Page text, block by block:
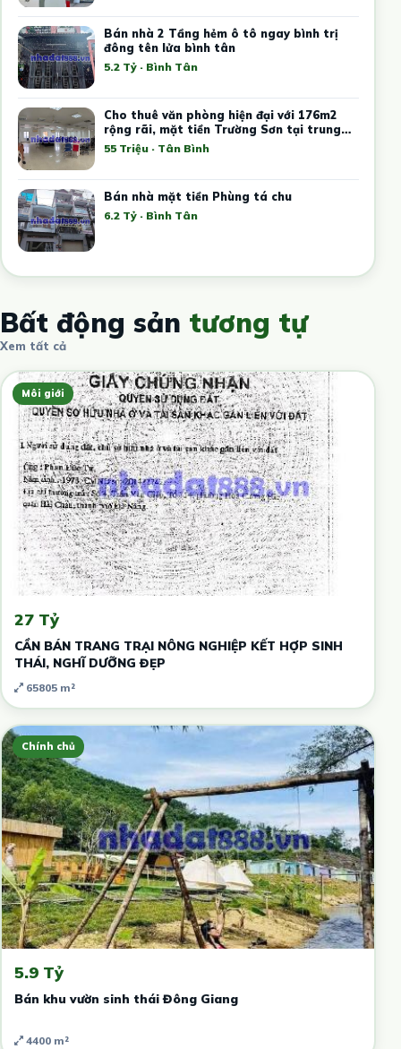
Bán nhà 2 Tầng hẻm ô tô ngay bình trị
đông tên lửa bình tân
5.2 Tỷ · Bình Tân
Cho thuê văn phòng hiện đại với 176m2
rộng rãi, mặt tiền Trường Sơn tại trung
tâm Tân Bình
55 Triệu · Tân Bình
Bán nhà mặt tiền Phùng tá chu
6.2 Tỷ · Bình Tân
Bất động sản tương tự
Xem tất cả
Môi giới
27 Tỷ
CẦN BÁN TRANG TRẠI NÔNG NGHIỆP KẾT HỢP SINH
THÁI, NGHĨ DƯỠNG ĐẸP
65805 m²
Chính chủ
5.9 Tỷ
Bán khu vườn sinh thái Đông Giang
4400 m²